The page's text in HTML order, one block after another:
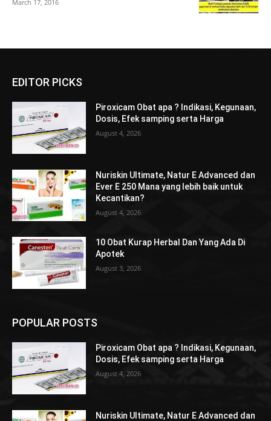
March 17, 2016
EDITOR PICKS
Piroxicam Obat apa ? Indikasi, Kegunaan,
Dosis, Efek samping serta Harga
August 4, 2026
Nuriskin Ultimate, Natur E Advanced dan
Ever E 250 Mana yang lebih baik untuk
Kecantikan?
August 4, 2026
10 Obat Kurap Herbal Dan Yang Ada Di
Apotek
August 3, 2026
POPULAR POSTS
Piroxicam Obat apa ? Indikasi, Kegunaan,
Dosis, Efek samping serta Harga
August 4, 2026
Nuriskin Ultimate, Natur E Advanced dan